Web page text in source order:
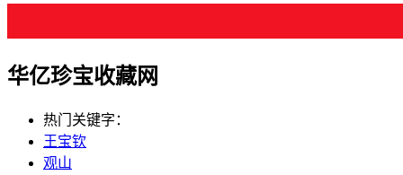
华亿珍宝收藏网
热门关键字：
王宝钦
观山